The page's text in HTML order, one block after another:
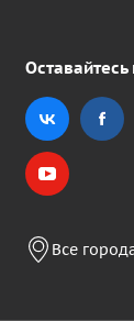
Оставайтесь
Все